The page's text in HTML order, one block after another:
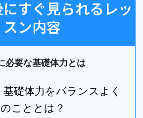
すぐ見られるレッ
スン内容
必要な基礎体力とは
基礎体力をバランスよく
こととは？